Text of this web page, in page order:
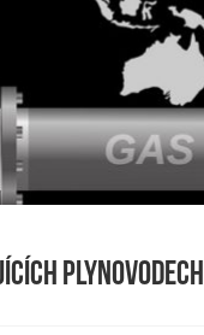
plynovodech